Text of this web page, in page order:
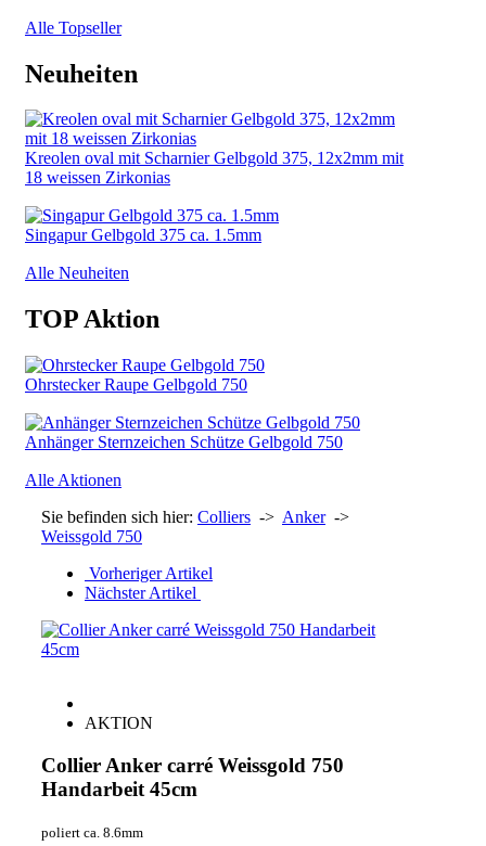
Alle Topseller
Neuheiten
Kreolen oval mit Scharnier Gelbgold 375, 12x2mm mit
18 weissen Zirkonias
Singapur Gelbgold 375 ca. 1.5mm
Alle Neuheiten
TOP Aktion
Ohrstecker Raupe Gelbgold 750
Anhänger Sternzeichen Schütze Gelbgold 750
Alle Aktionen
Sie befinden sich hier: Colliers -> Anker->
Weissgold 750
Vorheriger Artikel
Nächster Artikel
AKTION
Collier Anker carré Weissgold 750
Handarbeit 45cm
poliert ca. 8.6mm